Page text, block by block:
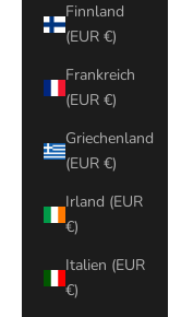
Finnland
(EUR €)
Frankreich
(EUR €)
Griechenland
(EUR €)
Irland (EUR
€)
Italien (EUR
€)